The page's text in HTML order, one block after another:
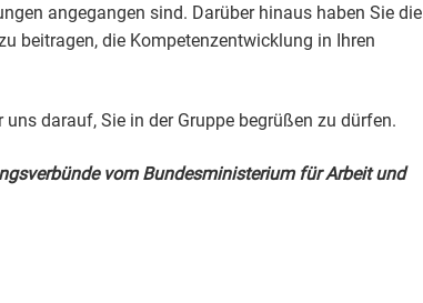
angegangen sind. Darüber hinaus haben Sie die
beitragen, die Kompetenzentwicklung in Ihren
darauf, Sie in der Gruppe begrüßen zu dürfen.
vom Bundesministerium für Arbeit und